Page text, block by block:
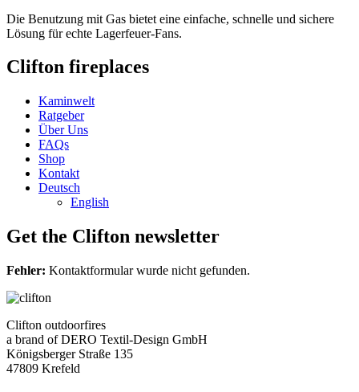
Die Benutzung mit Gas bietet eine einfache, schnelle und sichere
Lösung für echte Lagerfeuer-Fans.
Clifton fireplaces
Kaminwelt
Ratgeber
Über Uns
FAQs
Shop
Kontakt
Deutsch
English
Get the Clifton newsletter
Fehler: Kontaktformular wurde nicht gefunden.
Clifton outdoorfires
a brand of DERO Textil-Design GmbH
Königsberger Straße 135
47809 Krefeld